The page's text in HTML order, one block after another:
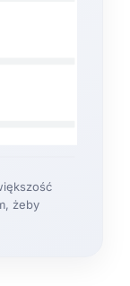
żeby